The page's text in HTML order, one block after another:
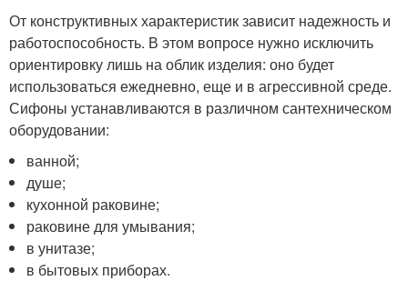
От конструктивных характеристик зависит надежность и
работоспособность. В этом вопросе нужно исключить
ориентировку лишь на облик изделия: оно будет
использоваться ежедневно, еще и в агрессивной среде.
Сифоны устанавливаются в различном сантехническом
оборудовании:
ванной;
душе;
кухонной раковине;
раковине для умывания;
в унитазе;
в бытовых приборах.